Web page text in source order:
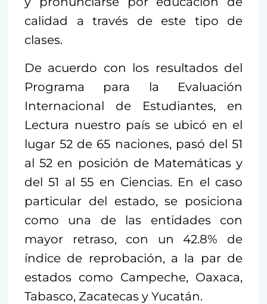
calidad a través de este tipo de
clases.
De acuerdo con los resultados del
Programa para la Evaluación
Internacional de Estudiantes, en
Lectura nuestro país se ubicó en el
lugar 52 de 65 naciones, pasó del 51
al 52 en posición de Matemáticas y
del 51 al 55 en Ciencias. En el caso
particular del estado, se posiciona
como una de las entidades con
mayor retraso, con un 42.8% de
índice de reprobación, a la par de
estados como Campeche, Oaxaca,
Tabasco, Zacatecas y Yucatán.